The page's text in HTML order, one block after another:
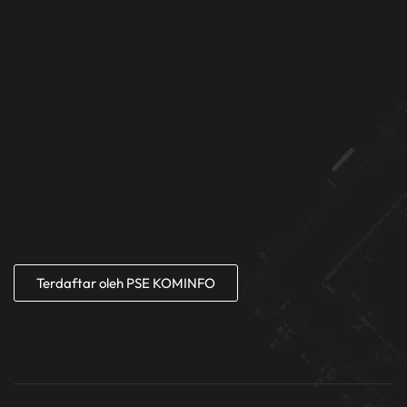
Terdaftar oleh PSE KOMINFO